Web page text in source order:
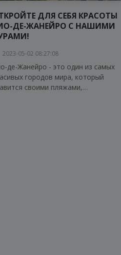
ДЛЯ СЕБЯ КРАСОТЫ
ДЕ-ЖАНЕЙРО С НАШИМИ
2023-05-02 08:27:08
де-Жанейро - это один из самых
городов мира, который
своими пляжами,